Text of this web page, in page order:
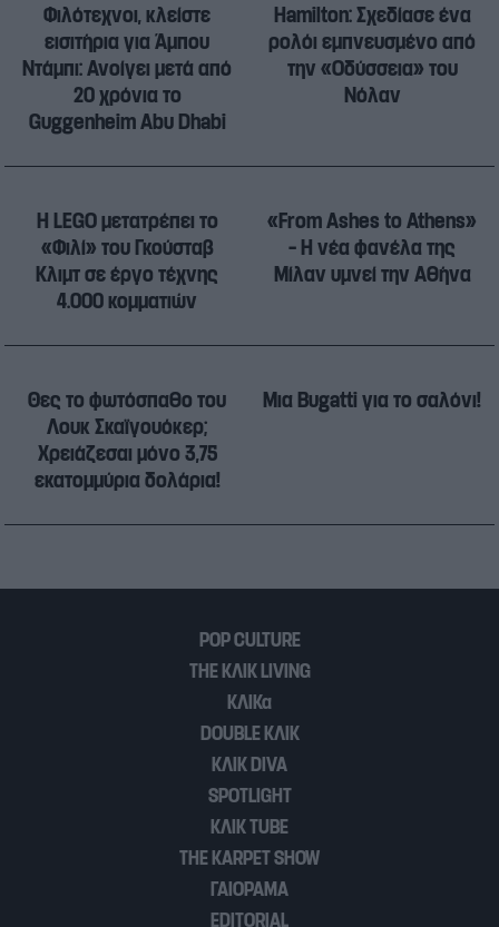
Φιλότεχνοι, κλείστε
εισιτήρια για Άμπου
Ντάμπι: Ανοίγει μετά από
20 χρόνια το
Guggenheim Abu Dhabi
Hamilton: Σχεδίασε ένα
ρολόι εμπνευσμένο από
την «Οδύσσεια» του
Νόλαν
Η LEGO μετατρέπει το
«Φιλί» του Γκούσταβ
Κλιμτ σε έργο τέχνης
4.000 κομματιών
«From Ashes to Athens»
– Η νέα φανέλα της
Μίλαν υμνεί την Αθήνα
Θες το φωτόσπαθο του
Λουκ Σκαϊγουόκερ;
Χρειάζεσαι μόνο 3,75
εκατoμμύρια δολάρια!
Μια Bugatti για το σαλόνι!
POP CULTURE
THE ΚΛΙΚ LIVING
ΚΛΙΚα
DOUBLE ΚΛΙΚ
ΚΛΙΚ DIVA
SPOTLIGHT
ΚΛΙΚ TUBE
THE KARPET SHOW
ΓΑΙΟΡΑΜΑ
EDITORIAL